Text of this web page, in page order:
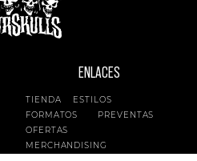
ENLACES
TIENDA
ESTILOS
FORMATOS
PREVENTAS
OFERTAS
MERCHANDISING